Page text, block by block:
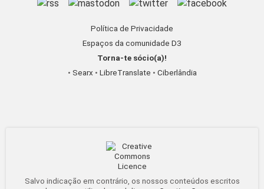
Política de Privacidade
Espaços da comunidade D3
Torna-te sócio(a)!
• Searx • LibreTranslate • Ciberlândia
Salvo indicação em contrário, os nossos conteúdos escritos